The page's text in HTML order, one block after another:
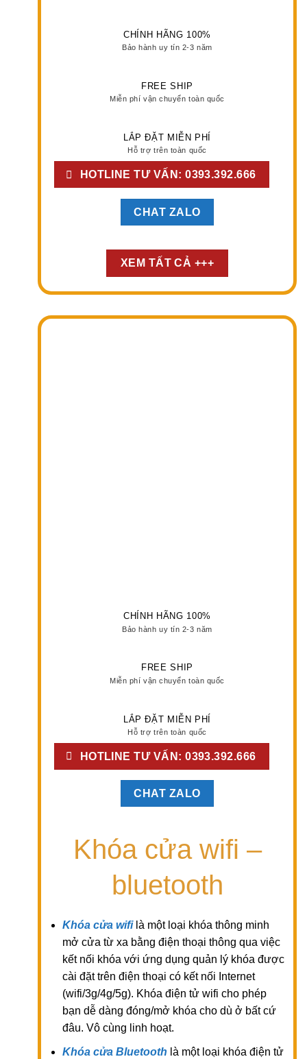
CHÍNH HÃNG 100%
Bảo hành uy tín 2-3 năm
FREE SHIP
Miễn phí vận chuyển toàn quốc
LẮP ĐẶT MIỄN PHÍ
Hỗ trợ trên toàn quốc
HOTLINE TƯ VẤN: 0393.392.666
CHAT ZALO
XEM TẤT CẢ +++
CHÍNH HÃNG 100%
Bảo hành uy tín 2-3 năm
FREE SHIP
Miễn phí vận chuyển toàn quốc
LẮP ĐẶT MIỄN PHÍ
Hỗ trợ trên toàn quốc
HOTLINE TƯ VẤN: 0393.392.666
CHAT ZALO
Khóa cửa wifi –
bluetooth
Khóa cửa wifilà một loại khóa thông minh
mở cửa từ xa bằng điện thoại thông qua việc
kết nối khóa với ứng dụng quản lý khóa được
cài đặt trên điện thoại có kết nối Internet
(wifi/3g/4g/5g). Khóa điện tử wifi cho phép
bạn dễ dàng đóng/mở khóa cho dù ở bất cứ
đâu. Vô cùng linh hoạt.
Khóa cửa Bluetooth là một loại khóa điện tử